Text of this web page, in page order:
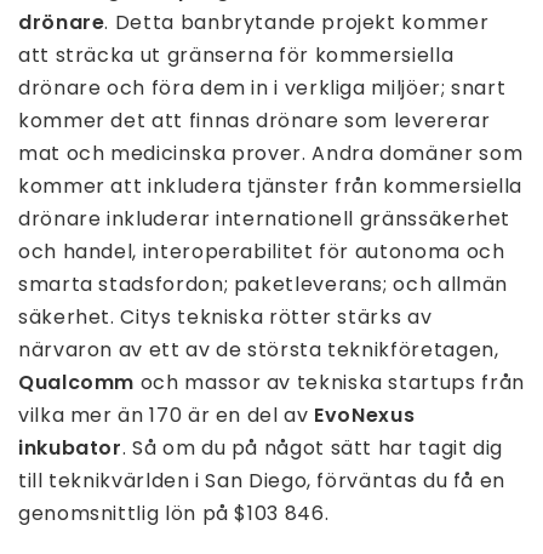
drönare. Detta banbrytande projekt kommer
att sträcka ut gränserna för kommersiella
drönare och föra dem in i verkliga miljöer; snart
kommer det att finnas drönare som levererar
mat och medicinska prover. Andra domäner som
kommer att inkludera tjänster från kommersiella
drönare inkluderar internationell gränssäkerhet
och handel, interoperabilitet för autonoma och
smarta stadsfordon; paketleverans; och allmän
säkerhet. Citys tekniska rötter stärks av
närvaron av ett av de största teknikföretagen,
Qualcomm och massor av tekniska startups från
vilka mer än 170 är en del av EvoNexus
inkubator. Så om du på något sätt har tagit dig
till teknikvärlden i San Diego, förväntas du få en
genomsnittlig lön på $103 846.